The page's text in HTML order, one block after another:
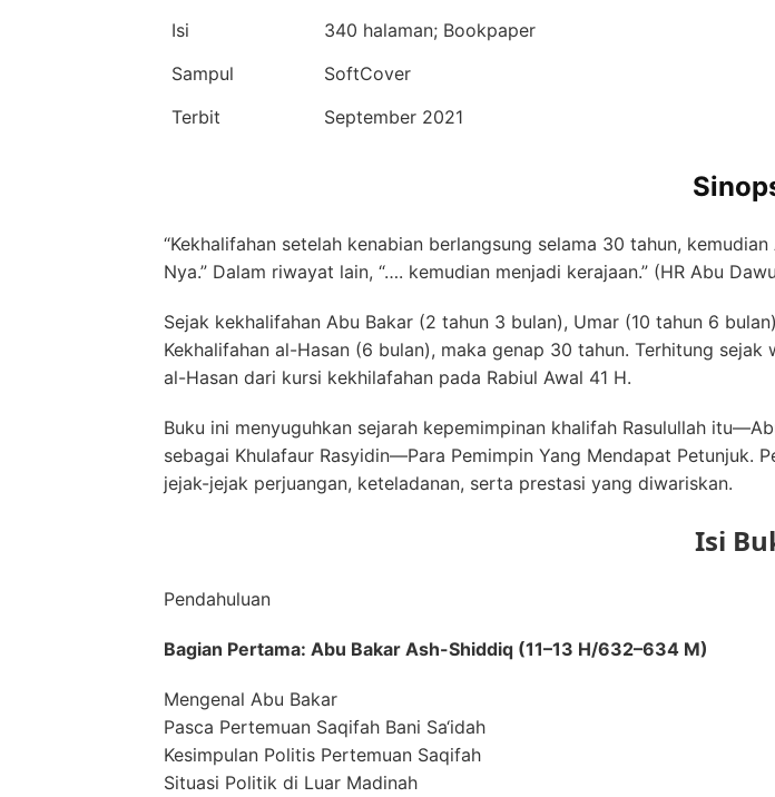
Isi
340 halaman; Bookpaper
Sampul
SoftCover
Terbit
September 2021
“Kekhalifahan setelah kenabian berlangsung selama 30 tahun,
Nya.” Dalam riwayat lain, “…. kemudian menjadi kerajaan.” (HR Abu
Sejak kekhalifahan Abu Bakar (2 tahun 3 bulan), Umar (10 tahun 6
Kekhalifahan al-Hasan (6 bulan), maka genap 30 tahun. Terhitung
al-Hasan dari kursi kekhilafahan pada Rabiul Awal 41 H.
Buku ini menyuguhkan sejarah kepemimpinan khalifah Rasulullah
sebagai Khulafaur Rasyidin—Para Pemimpin Yang Mendapat Petunjuk.
jejak-jejak perjuangan, keteladanan, serta prestasi yang diwariskan.
Isi
Pendahuluan
Bagian Pertama: Abu Bakar Ash-Shiddiq (11–13 H/632–634 M)
Mengenal Abu Bakar
Pasca Pertemuan Saqifah Bani Sa‘idah
Kesimpulan Politis Pertemuan Saqifah
Situasi Politik di Luar Madinah